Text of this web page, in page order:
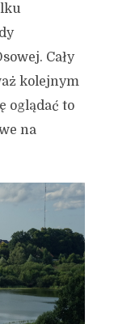
Cały
kolejnym
oglądać to
na